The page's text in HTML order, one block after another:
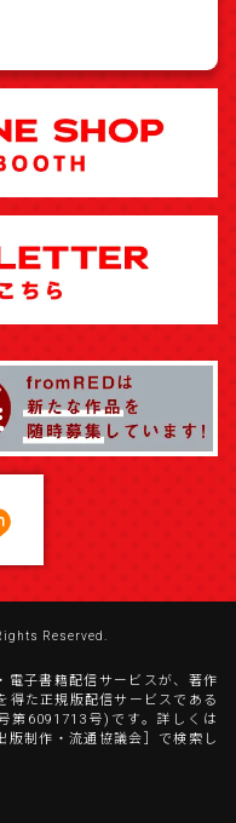
Reserved.
電子書籍配信サービスが、著作
得た正規版配信サービスである
第6091713号)です。詳しくは
版制作・流通協議会］で検索し